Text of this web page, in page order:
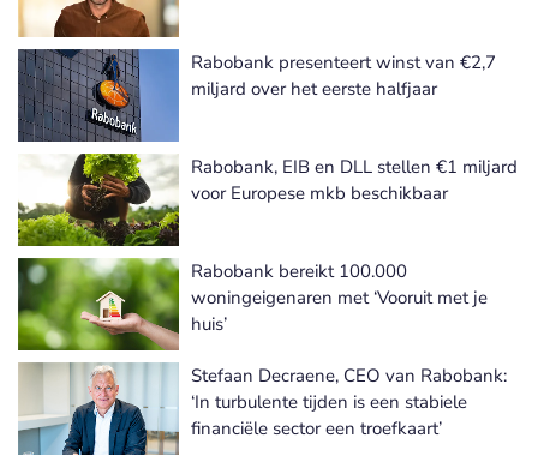
Rabobank presenteert winst van €2,7
miljard over het eerste halfjaar
Rabobank, EIB en DLL stellen €1 miljard
voor Europese mkb beschikbaar
Rabobank bereikt 100.000
woningeigenaren met ‘Vooruit met je
huis’
Stefaan Decraene, CEO van Rabobank:
‘In turbulente tijden is een stabiele
financiële sector een troefkaart’